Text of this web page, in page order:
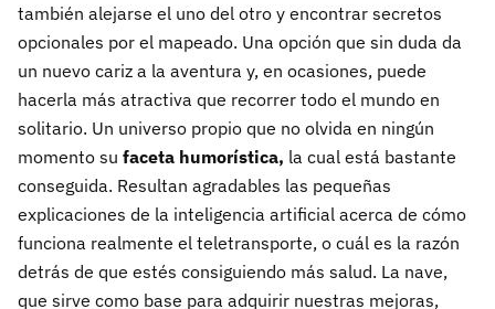
también alejarse el uno del otro y encontrar secretos
opcionales por el mapeado. Una opción que sin duda da
un nuevo cariz a la aventura y, en ocasiones, puede
hacerla más atractiva que recorrer todo el mundo en
solitario. Un universo propio que no olvida en ningún
momento su faceta humorística, la cual está bastante
conseguida. Resultan agradables las pequeñas
explicaciones de la inteligencia artificial acerca de cómo
funciona realmente el teletransporte, o cuál es la razón
detrás de que estés consiguiendo más salud. La nave,
que sirve como base para adquirir nuestras mejoras,